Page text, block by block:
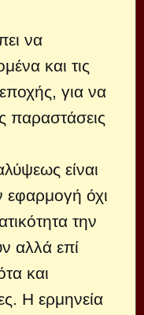
να
και τις
για να
παραστάσεις
είναι
εφαρμογή όχι
την
αλλά επί
και
Η ερμηνεία